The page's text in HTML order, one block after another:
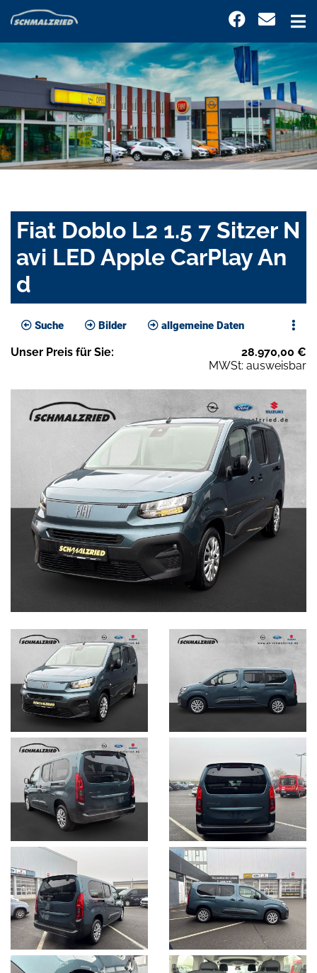
Fiat Doblo L2 1.5 7 Sitzer N
avi LED Apple CarPlay An
d
Suche Bilder allgemeine Daten
Unser Preis für Sie: 28.970,00 €
MWSt: ausweisbar